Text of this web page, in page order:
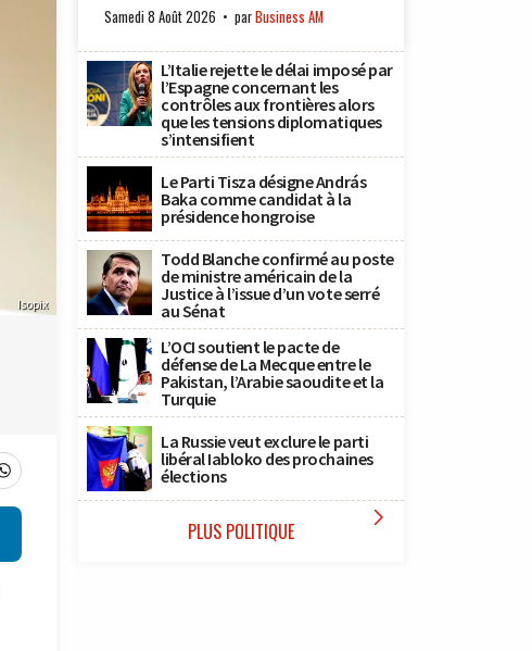
Isopix
Samedi 8 Août 2026 parBusiness AM
L’Italie rejette le délai imposé par
l’Espagne concernant les
contrôles aux frontières alors
que les tensions diplomatiques
s’intensifient
Le Parti Tisza désigne András
Baka comme candidat à la
présidence hongroise
Todd Blanche confirmé au poste
de ministre américain de la
Justice à l’issue d’un vote serré
au Sénat
L’OCI soutient le pacte de
défense de La Mecque entre le
Pakistan, l’Arabie saoudite et la
Turquie
La Russie veut exclure le parti
libéral Iabloko des prochaines
élections
PLUS POLITIQUE 